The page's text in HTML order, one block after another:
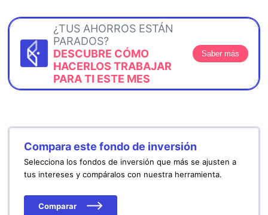
¿TUS AHORROS ESTÁN
PARADOS?
DESCUBRE CÓMO
HACERLOS TRABAJAR
PARA TI ESTE MES
Saber más
Compara este fondo de inversión
Selecciona los fondos de inversión que más se ajusten a
tus intereses y compáralos con nuestra herramienta.
Comparar